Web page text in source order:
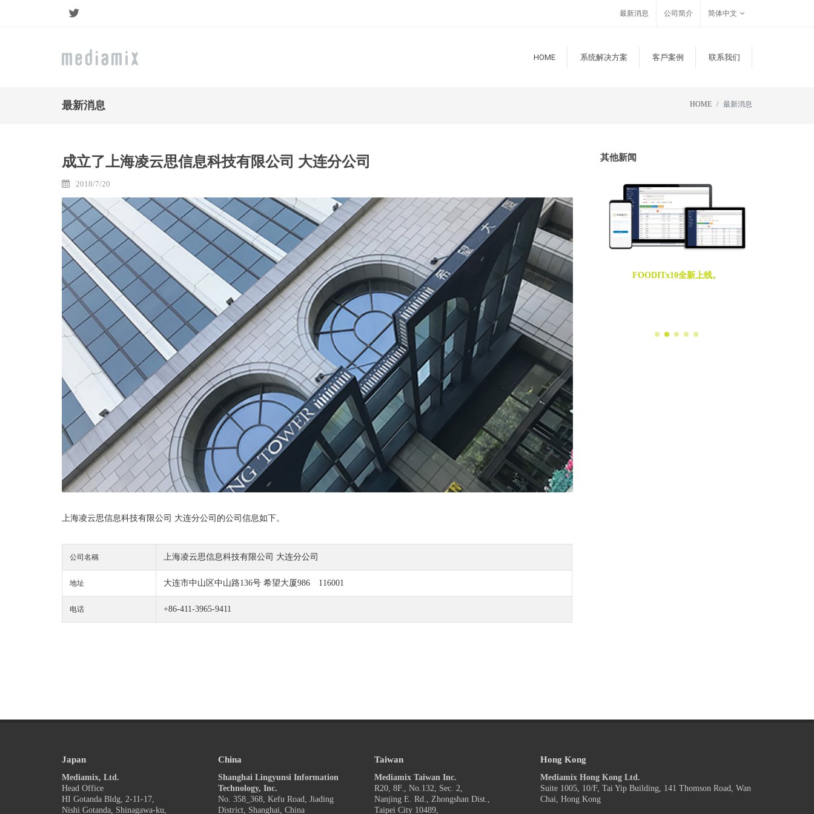
最新消息 公司简介 简体中文
HOME 系统解决方案 客戶案例 联系我们
最新消息 HOME 最新消息
成立了上海凌云思信息科技有限公司 大连分公司
2018/7/20
上海凌云思信息科技有限公司 大连分公司的公司信息如下。
公司名稱 上海凌云思信息科技有限公司 大连分公司
地址 大连市中山区中山路136号 希望大厦986 116001
电话 +86-411-3965-9411
其他新闻
公开「客户使用感想」
更新了Mediamix的标志
客户采访视频
Mediamix33周年司庆
FOODITx10全新上线。
Japan
Mediamix, Ltd.
Head Office
HI Gotanda Bldg, 2-11-17,
Nishi Gotanda, Shinagawa-ku,
China
Shanghai Lingyunsi Information
Technology, Inc.
No. 358_368, Kefu Road, Jiading
District, Shanghai, China
Taiwan
Mediamix Taiwan Inc.
R20, 8F., No.132, Sec. 2,
Nanjing E. Rd., Zhongshan Dist.,
Taipei City 10489,
Hong Kong
Mediamix Hong Kong Ltd.
Suite 1005, 10/F, Tai Yip Building, 141 Thomson Road, Wan
Chai, Hong Kong